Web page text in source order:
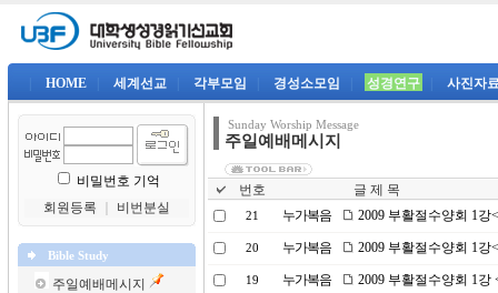
HOME 세계선교 각부모임 경성소모임 성경연구 사진자
비밀번호 기억
회원등록
비번분실
Bible Study
주일예배메시지
Sunday Worship Message
주일예배메시지
번호 글 제 목
21 누가복음 2009 부활절수양회 1
20 누가복음 2009 부활절수양회 1
19 누가복음 2009 부활절수양회 1